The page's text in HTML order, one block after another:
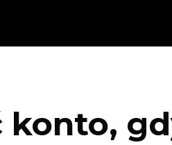
konto,